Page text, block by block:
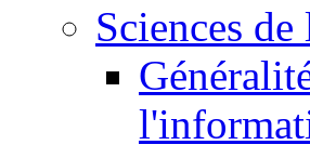
Sciences